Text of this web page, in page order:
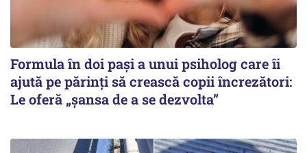
Formula în doi pași a unui psiholog care îi
ajută pe părinți să crească copii încrezători:
Le oferă „șansa de a se dezvolta”